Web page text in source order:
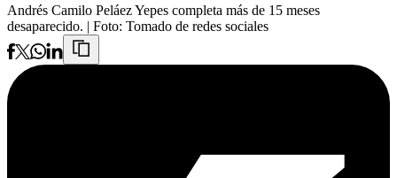
Andrés Camilo Peláez Yepes completa más de 15 meses
desaparecido. | Foto: Tomado de redes sociales